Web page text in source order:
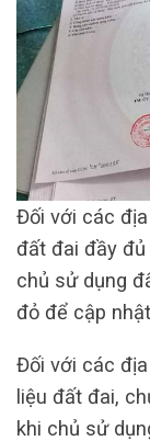
Đối với các
đất đai đầy
chủ sử dụng
đỏ để cập
Đối với các
liệu đất đai,
khi chủ sử